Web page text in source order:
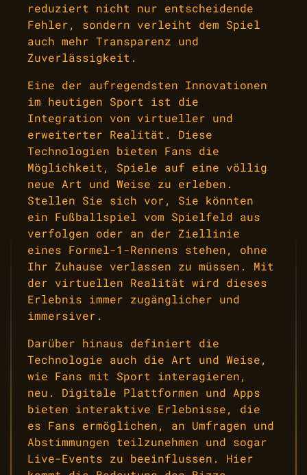
reduziert nicht nur entscheidende
Fehler, sondern verleiht dem Spiel
auch mehr Transparenz und
Zuverlässigkeit.
Eine der aufregendsten Innovationen
im heutigen Sport ist die
Integration von virtueller und
erweiterter Realität. Diese
Technologien bieten Fans die
Möglichkeit, Spiele auf eine völlig
neue Art und Weise zu erleben.
Stellen Sie sich vor, Sie könnten
ein Fußballspiel vom Spielfeld aus
verfolgen oder an der Ziellinie
eines Formel-1-Rennens stehen, ohne
Ihr Zuhause verlassen zu müssen. Mit
der virtuellen Realität wird dieses
Erlebnis immer zugänglicher und
immersiver.
Darüber hinaus definiert die
Technologie auch die Art und Weise,
wie Fans mit Sport interagieren,
neu. Digitale Plattformen und Apps
bieten interaktive Erlebnisse, die
es Fans ermöglichen, an Umfragen und
Abstimmungen teilzunehmen und sogar
Live-Events zu beeinflussen. Hier